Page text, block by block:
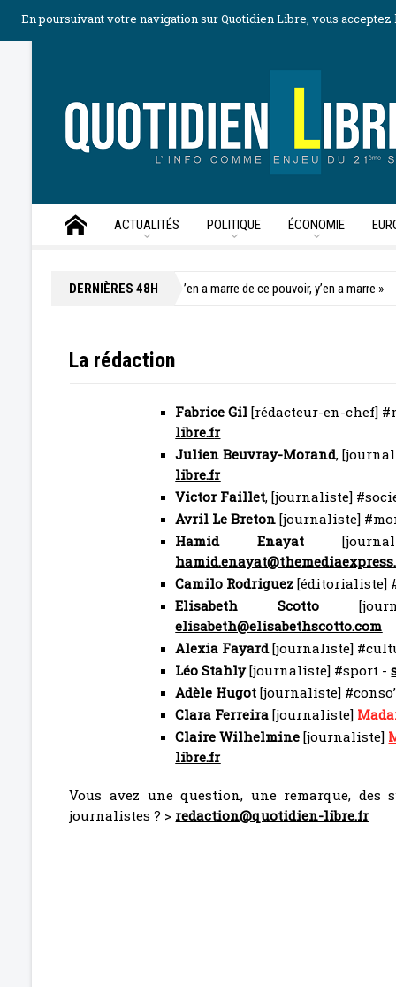
À propos•Mentions légales•Publicité•Politique des cookies•
ACTUALITÉS POLITIQUE ÉCONOMIE
DERNIÈRES 48H
gouttes à Miami « y’en a marre de ce pouvoir, y’en a marre » «
La rédaction
Fabrice Gil [rédacteur-en-chef]
libre.fr
Julien Beuvray-Morand,
libre.fr
Victor Faillet, [journaliste]
Avril Le Breton [journaliste]
Hamid Enayat
Camilo Rodriguez [éditorialiste]
Elisabeth Scotto
elisabeth@elisabethscotto.com
Alexia Fayard[journaliste]
Léo Stahly[journaliste] #sport -
Adèle Hugot [journaliste]
Clara Ferreira [journaliste]
Claire Wilhelmine[journaliste]
libre.fr
Vous avez une question, une remarque,
journalistes ? > redaction@quotidien-libre.fr
En poursuivant votre navigation sur Quotidien Libre, vous